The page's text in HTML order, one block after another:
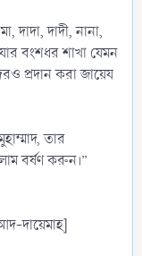
দাদা, দাদী, নানা,
বংশধর শাখা যেমন
প্রদান করা জায়েয
তার
বর্ষণ করুন।”
দায়েমাহ]